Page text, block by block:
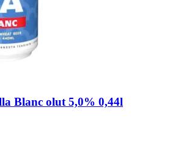
Blanc olut 5,0% 0,44l